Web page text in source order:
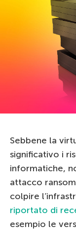
Sebbene la
significativo i
informatiche,
attacco
colpire
riportato di
esempio le